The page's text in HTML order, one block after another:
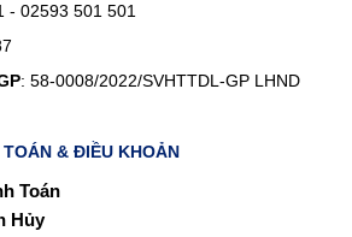
- 02593 501 501
: 58-0008/2022/SVHTTDL-GP LHND
& ĐIỀU KHOẢN
Toán
Hủy